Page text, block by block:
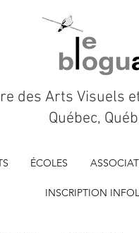
des Arts Visuels
Québec,
ÉCOLES
INSCRIPTION